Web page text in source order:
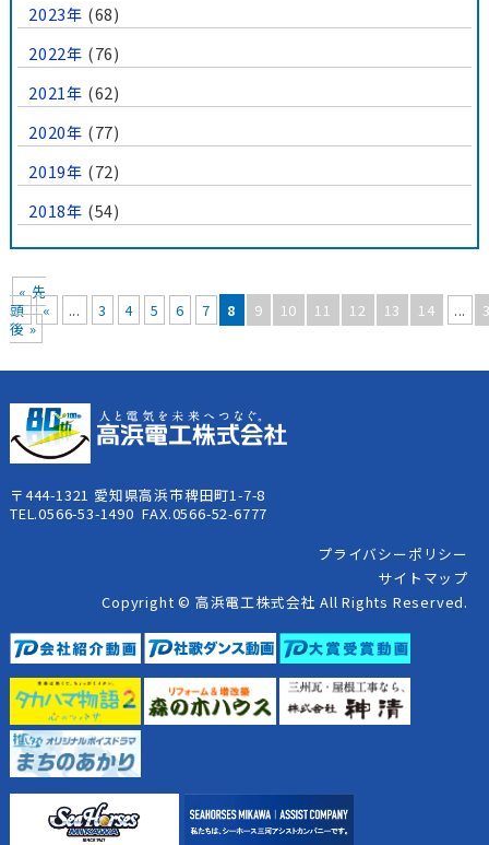
2023年 (68)
2022年 (76)
2021年 (62)
2020年 (77)
2019年 (72)
2018年 (54)
« 先
頭
« ... 3 4 5 6 7 8 9 10 11 12 13 14 ...
後 »
〒444-1321 愛知県高浜市稗田町1-7-8
TEL.0566-53-1490 FAX.0566-52-6777
プライバシーポリシー
サイトマップ
Copyright © 高浜電工株式会社 All Rights Reserved.